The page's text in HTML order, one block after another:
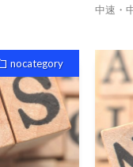
中速・
nocategory